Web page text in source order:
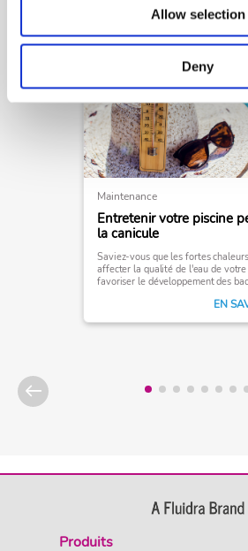
Allow selection
Deny
Maintenance
Entretenir votre piscine
la canicule
Saviez-vous que les fortes
affecter la qualité de l'eau de votre
favoriser le développement des
EN
Produits